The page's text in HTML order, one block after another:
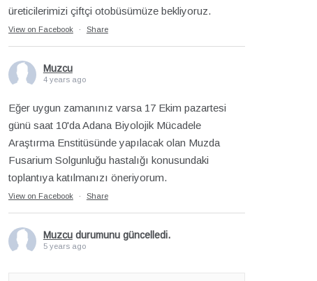
üreticilerimizi çiftçi otobüsümüze bekliyoruz.
View on Facebook · Share
Muzcu
4 years ago
Eğer uygun zamanınız varsa 17 Ekim pazartesi
günü saat 10'da Adana Biyolojik Mücadele
Araştırma Enstitüsünde yapılacak olan Muzda
Fusarium Solgunluğu hastalığı konusundaki
toplantıya katılmanızı öneriyorum.
View on Facebook · Share
Muzcu durumunu güncelledi.
5 years ago